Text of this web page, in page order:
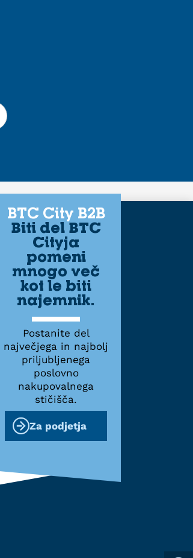
BTC City B2B
Biti del BTC
Cityja
pomeni
mnogo več
kot le biti
najemnik.
Postanite del
največjega in najbolj
priljubljenega
poslovno
nakupovalnega
stičišča.
Za podjetja